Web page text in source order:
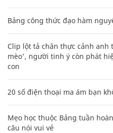
Bảng công thức đạo hàm
Clip lột tả chân thực cảnh
mèo', người tinh ý còn phát
con
20 số điện thoại ma ám bạn
Mẹo học thuộc Bảng tuần
câu nói vui vẻ